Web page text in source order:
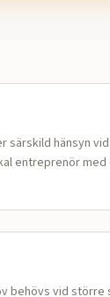
särskild hänsyn
entreprenör
behövs vid större